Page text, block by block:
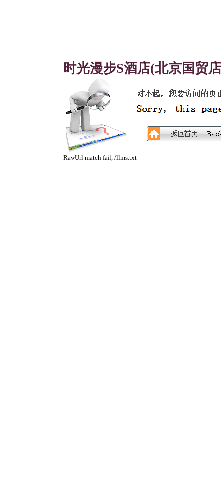
时光漫步S酒店(北京国贸
RawUrl match fail, /llms.txt